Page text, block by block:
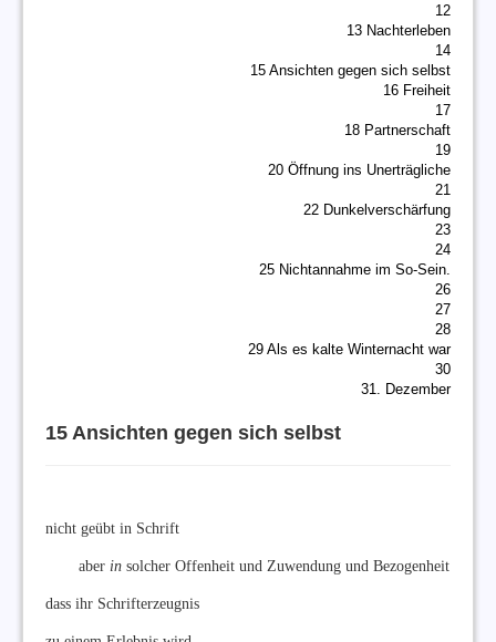
12
13 Nachterleben
14
15 Ansichten gegen sich selbst
16 Freiheit
17
18 Partnerschaft
19
20 Öffnung ins Unerträgliche
21
22 Dunkelverschärfung
23
24
25 Nichtannahme im So-Sein.
26
27
28
29 Als es kalte Winternacht war
30
31. Dezember
15 Ansichten gegen sich selbst
nicht geübt in Schrift
aber in solcher Offenheit und Zuwendung und Bezogenheit
dass ihr Schrifterzeugnis